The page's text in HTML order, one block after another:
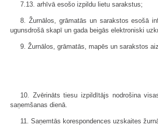
7.13. arhīvā esošo izpildu lietu sarakstus;
8. Žurnālos, grāmatās un sarakstos esošā
ugunsdrošā skapī un gada beigās elektroniski
9. Žurnālos, grāmatās, mapēs un sarakstos
10. Zvērināts tiesu izpildītājs nodrošina
saņemšanas dienā.
11. Saņemtās korespondences uzskaites